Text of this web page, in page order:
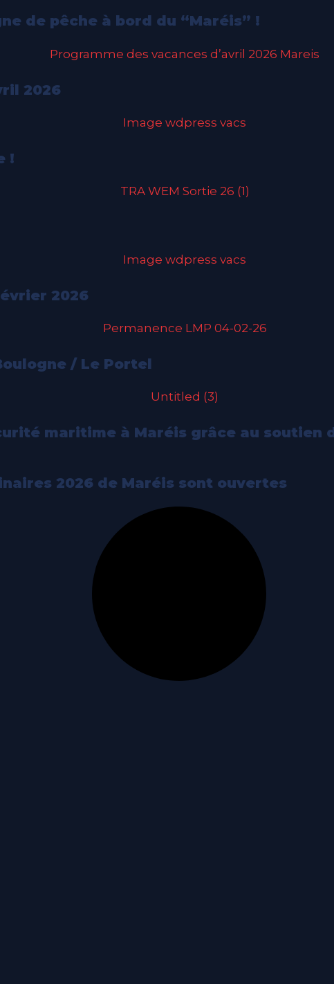
de pêche à bord du “Maréis” !
2026
!
2026
/ Le Portel
maritime à Maréis grâce au soutien
2026 de Maréis sont ouvertes